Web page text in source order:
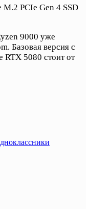
PCIe Gen 4 SSD
9000 уже
Базовая версия с
5080 стоит от